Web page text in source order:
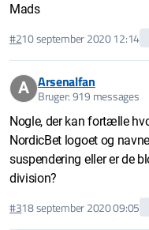
Mads
#210 september 2020 12:14
A Arsenalfan
Bruger: 919 messages
Nogle, der kan fortælle
NordicBet logoet og
suspendering eller er de
division?
#318 september 2020 09:05